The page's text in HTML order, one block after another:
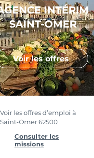
INTÉRIM
SAINT-OMER
Voir les offres
Voir les offres d’emploi à
Saint-Omer 62500
Consulter les
missions